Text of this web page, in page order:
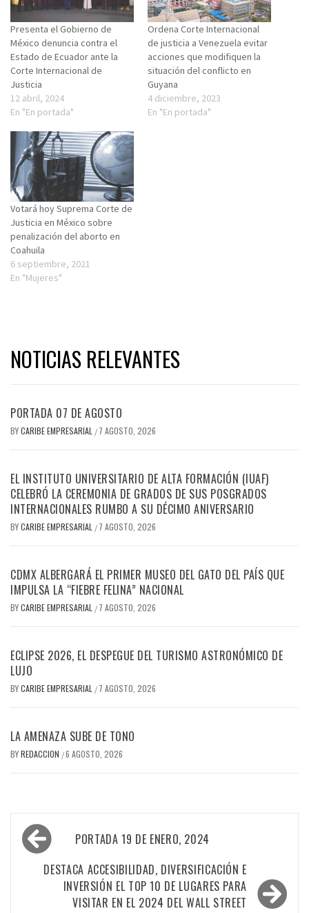
Presenta el Gobierno de
México denuncia contra el
Estado de Ecuador ante la
Corte Internacional de
Justicia
12 abril, 2024
En "En portada"
Ordena Corte Internacional
de justicia a Venezuela evitar
acciones que modifiquen la
situación del conflicto en
Guyana
4 diciembre, 2023
En "En portada"
Votará hoy Suprema Corte de
Justicia en México sobre
penalización del aborto en
Coahuila
6 septiembre, 2021
En "Mujeres"
NOTICIAS RELEVANTES
PORTADA 07 DE AGOSTO
BYCARIBE EMPRESARIAL / 7 AGOSTO, 2026
EL INSTITUTO UNIVERSITARIO DE ALTA FORMACIÓN (IUAF)
CELEBRÓ LA CEREMONIA DE GRADOS DE SUS POSGRADOS
INTERNACIONALES RUMBO A SU DÉCIMO ANIVERSARIO
BYCARIBE EMPRESARIAL / 7 AGOSTO, 2026
CDMX ALBERGARÁ EL PRIMER MUSEO DEL GATO DEL PAÍS QUE
IMPULSA LA “FIEBRE FELINA” NACIONAL
BYCARIBE EMPRESARIAL / 7 AGOSTO, 2026
ECLIPSE 2026, EL DESPEGUE DEL TURISMO ASTRONÓMICO DE
LUJO
BYCARIBE EMPRESARIAL / 7 AGOSTO, 2026
LA AMENAZA SUBE DE TONO
BYREDACCION /6 AGOSTO, 2026
Navegación
de
entradas
PORTADA 19 DE ENERO, 2024
DESTACA ACCESIBILIDAD, DIVERSIFICACIÓN E
INVERSIÓN EL TOP 10 DE LUGARES PARA
VISITAR EN EL 2024 DEL WALL STREET